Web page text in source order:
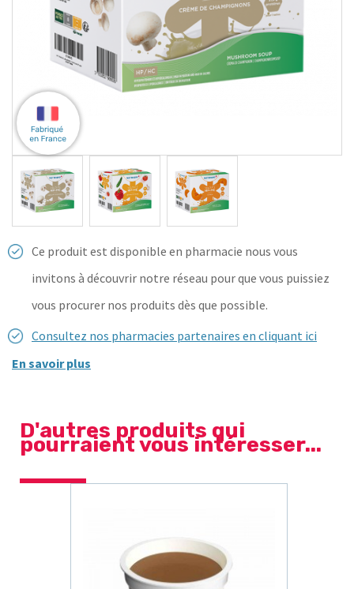
Ce produit est disponible en pharmacie nous vous
invitons à découvrir notre réseau pour que vous puissiez
vous procurer nos produits dès que possible.
Consultez nos pharmacies partenaires en cliquant ici
En savoir plus
D'autres produits qui
pourraient vous intéresser...